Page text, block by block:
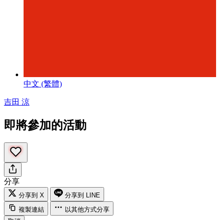
中文 (繁體)
吉田 涼
即將參加的活動
分享
分享到 X
分享到 LINE
複製連結
以其他方式分享